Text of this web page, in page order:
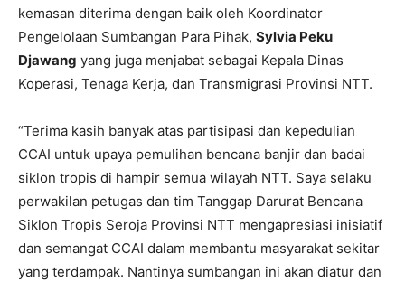
kemasan diterima dengan baik oleh Koordinator
Pengelolaan Sumbangan Para Pihak, Sylvia Peku
Djawang yang juga menjabat sebagai Kepala Dinas
Koperasi, Tenaga Kerja, dan Transmigrasi Provinsi NTT.
“Terima kasih banyak atas partisipasi dan kepedulian
CCAI untuk upaya pemulihan bencana banjir dan badai
siklon tropis di hampir semua wilayah NTT. Saya selaku
perwakilan petugas dan tim Tanggap Darurat Bencana
Siklon Tropis Seroja Provinsi NTT mengapresiasi inisiatif
dan semangat CCAI dalam membantu masyarakat sekitar
yang terdampak. Nantinya sumbangan ini akan diatur dan